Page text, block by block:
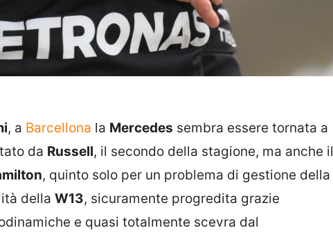
, a Barcellona la Mercedes sembra essere tornata a
da Russell, il secondo della stagione, ma anche il
, quinto solo per un problema di gestione della
della W13, sicuramente progredita grazie
e quasi totalmente scevra dal